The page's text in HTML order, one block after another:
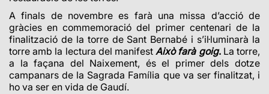
A finals de novembre es farà una missa d’acció de
gràcies en commemoració del primer centenari de la
finalització de la torre de Sant Bernabé i s’il·luminarà la
torre amb la lectura del manifestAixò farà goig.Latorre,
a la façana del Naixement, és el primer dels dotze
campanars de la Sagrada Família que va ser finalitzat, i
ho va ser en vida de Gaudí.